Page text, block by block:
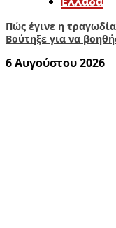
Πώς έγινε η
Βούτηξε για να
6 Αυγούστου 2026